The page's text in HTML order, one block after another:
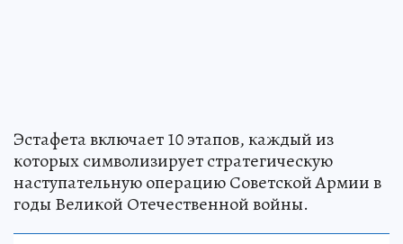
Эстафета включает 10 этапов, каждый из
которых символизирует стратегическую
наступательную операцию Советской Армии в
годы Великой Отечественной войны.